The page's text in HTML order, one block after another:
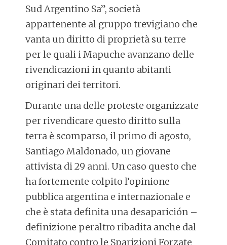
Sud Argentino Sa”, società
appartenente al gruppo trevigiano che
vanta un diritto di proprietà su terre
per le quali i Mapuche avanzano delle
rivendicazioni in quanto abitanti
originari dei territori.
Durante una delle proteste organizzate
per rivendicare questo diritto sulla
terra è scomparso, il primo di agosto,
Santiago Maldonado, un giovane
attivista di 29 anni. Un caso questo che
ha fortemente colpito l’opinione
pubblica argentina e internazionale e
che è stata definita una desaparición –
definizione peraltro ribadita anche dal
Comitato contro le Sparizioni Forzate